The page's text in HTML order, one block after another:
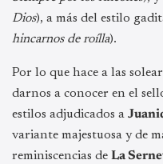
Dios), a más del estilo
hincarnos de roílla).
Por lo que hace a las
darnos a conocer en el
estilos adjudicados a
variante majestuosa y de
reminiscencias de La